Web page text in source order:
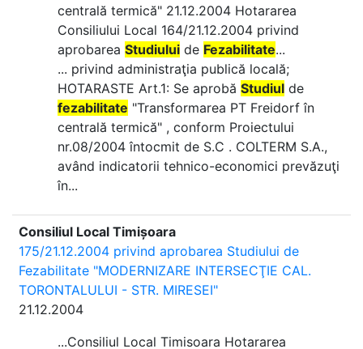
centrală termică" 21.12.2004 Hotararea
Consiliului Local 164/21.12.2004 privind
aprobarea Studiului de Fezabilitate...
... privind administraţia publică locală;
HOTARASTE Art.1: Se aprobă Studiul de
fezabilitate "Transformarea PT Freidorf în
centrală termică" , conform Proiectului
nr.08/2004 întocmit de S.C . COLTERM S.A.,
având indicatorii tehnico-economici prevăzuţi
în...
Consiliul Local Timișoara
175/21.12.2004 privind aprobarea Studiului de
Fezabilitate "MODERNIZARE INTERSECŢIE CAL.
TORONTALULUI - STR. MIRESEI"
21.12.2004
...Consiliul Local Timisoara Hotararea